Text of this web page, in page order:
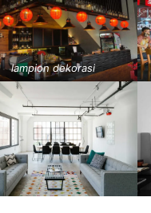
lampion dekorasi